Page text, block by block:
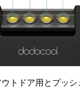
トドア用とプッシ